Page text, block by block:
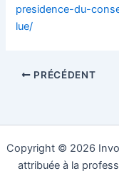
presidence-du-
lue/
PRÉCÉDENT
Copyright © 2026
attribuée à la